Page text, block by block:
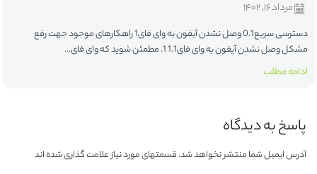
مرداد ۱۶, ۱۴۰۲
دسترسی سریع0.1 وصل نشدن آیفون به وای فای1 راهکارهای موجود جهت رفع
مشکل وصل نشدن آیفون به وای فای1.1 1. مطمئن شوید که وای فای...
ادامه مطلب
پاسخ به دیدگاه
آدرس ایمیل شما منتشر نخواهد شد. قسمتهای مورد نیاز علامت گذاری شده اند